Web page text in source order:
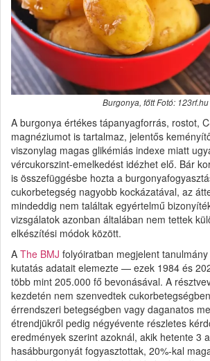
Burgonya, főtt Fotó: 123rf.hu
A burgonya értékes tápanyagforrás, rostot,
magnéziumot is tartalmaz, jelentős
viszonylag magas glikémiás indexe miatt
vércukorszint-emelkedést idézhet elő. Bár
is összefüggésbe hozta a
cukorbetegség nagyobb kockázatával, az
mindeddig nem találtak egyértelmű
vizsgálatok azonban általában nem tettek
elkészítési módok között.
A The BMJ folyóiratban megjelent
kutatás adatait elemezte — ezek 1984 és
több mint 205.000 fő bevonásával. A
kezdetén nem szenvedtek
érrendszeri betegségben vagy daganatos
étrendjükről pedig négyévente részletes
eredmények szerint azoknál, akik hetente 3
hasábburgonyát fogyasztottak, 20%-kal